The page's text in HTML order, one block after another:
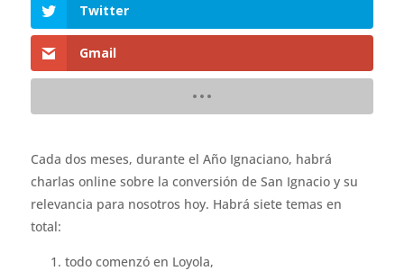
Twitter
Gmail
Cada dos meses, durante el Año Ignaciano, habrá
charlas online sobre la conversión de San Ignacio y su
relevancia para nosotros hoy. Habrá siete temas en
total:
todo comenzó en Loyola,